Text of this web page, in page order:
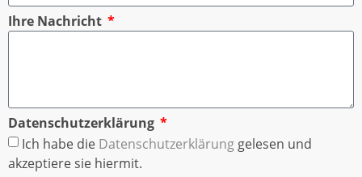
Ihre Nachricht
Datenschutzerklärung
Ich habe die Datenschutzerklärung gelesen und
akzeptiere sie hiermit.